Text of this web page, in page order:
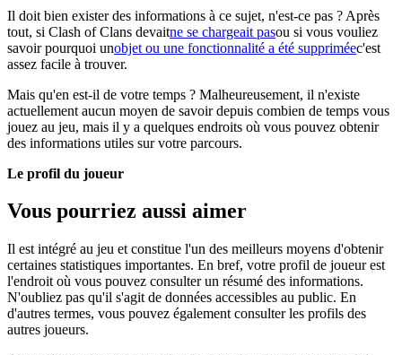
Il doit bien exister des informations à ce sujet, n'est-ce pas ? Après
tout, si Clash of Clans devaitne se chargeait pasou si vous vouliez
savoir pourquoi unobjet ou une fonctionnalité a été suppriméec'est
assez facile à trouver.
Mais qu'en est-il de votre temps ? Malheureusement, il n'existe
actuellement aucun moyen de savoir depuis combien de temps vous
jouez au jeu, mais il y a quelques endroits où vous pouvez obtenir
des informations utiles sur votre parcours.
Le profil du joueur
Vous pourriez aussi aimer
Il est intégré au jeu et constitue l'un des meilleurs moyens d'obtenir
certaines statistiques importantes. En bref, votre profil de joueur est
l'endroit où vous pouvez consulter un résumé des informations.
N'oubliez pas qu'il s'agit de données accessibles au public. En
d'autres termes, vous pouvez également consulter les profils des
autres joueurs.